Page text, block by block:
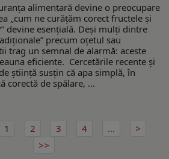
alimentară devine o preocupare
„cum ne curățăm corect fructele și
devine esențială. Deși mulți dintre
precum oțetul sau
trag un semnal de alarmă: aceste
eficiente. Cercetările recente și
știință susțin că apa simplă, în
corectă de spălare, ...
1 2 3 4 ...